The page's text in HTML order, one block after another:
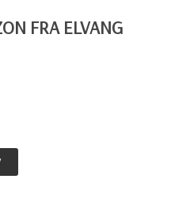
FRA ELVANG